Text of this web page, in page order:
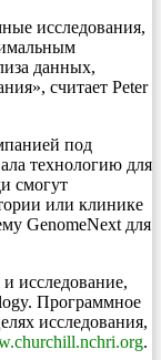
исследования,
данных,
считает Peter
под
технологию для
смогут
или клинике
GenomeNext для
исследование,
Программное
исследования,
.